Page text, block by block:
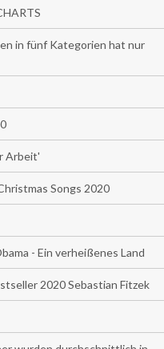
in fünf Kategorien hat nur
Arbeit'
Songs 2020
- Ein verheißenes Land
2020 Sebastian Fitzek